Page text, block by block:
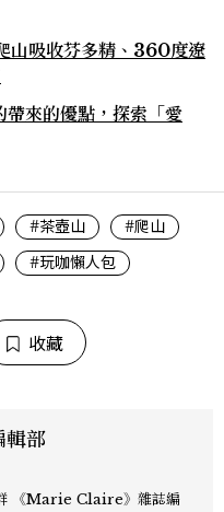
山吸收芬多精、360度遼
帶來的優點，探索「愛
#茶壺山
#爬山
#玩咖懶人包
收藏
輯部